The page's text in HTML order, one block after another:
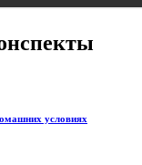
условиях